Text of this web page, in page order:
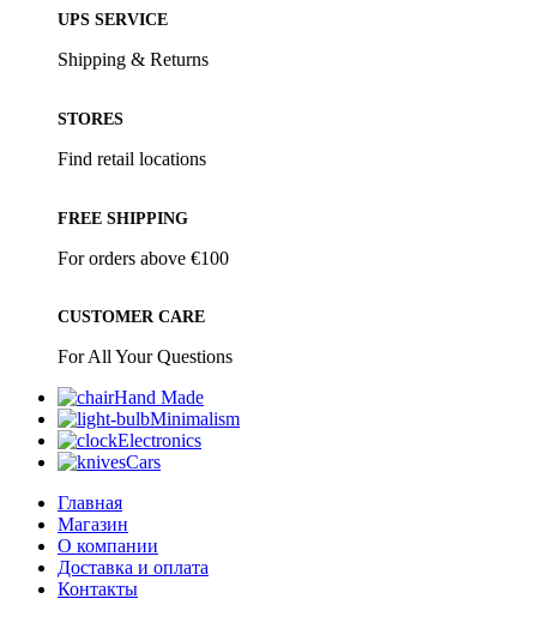
UPS SERVICE
Shipping & Returns
STORES
Find retail locations
FREE SHIPPING
For orders above €100
CUSTOMER CARE
For All Your Questions
Hand Made
Minimalism
Electronics
Cars
Главная
Магазин
О компании
Доставка и оплата
Контакты